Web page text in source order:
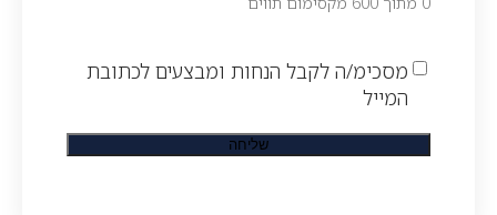
מסכימ/ה לקבל הנחות ומבצעים לכתובת
המייל